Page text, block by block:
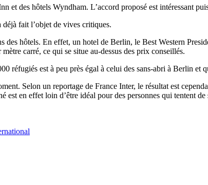
et des hôtels Wyndham. L’accord proposé est intéressant
déjà fait l’objet de vives critiques.
des hôtels. En effet, un hotel de Berlin, le Best Western
carré, ce qui se situe au-dessus des prix conseillés.
réfugiés est à peu près égal à celui des sans-abri à Berlin
Selon un reportage de France Inter, le résultat est
est en effet loin d’être idéal pour des personnes qui tentent